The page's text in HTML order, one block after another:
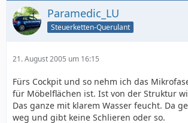
Paramedic_LU
Steuerketten-Querulant
21. August 2005 um 16:15
Fürs Cockpit und so nehm ich das
für Möbelflächen ist. Ist von der Struktur
Das ganze mit klarem Wasser feucht. Da
weg und gibt keine Schlieren oder so.